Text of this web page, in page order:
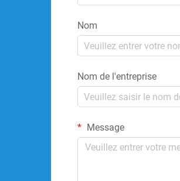
Nom
Nom de l'entreprise
Message